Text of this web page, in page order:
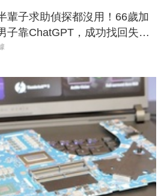
輩子求助偵探都沒用！66歲加
子靠ChatGPT，成功找回失散
人